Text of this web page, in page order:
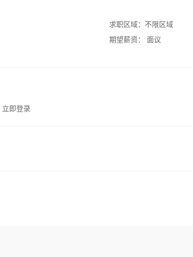
求职区域： 不限区域
期望薪资：
面议
立即登录